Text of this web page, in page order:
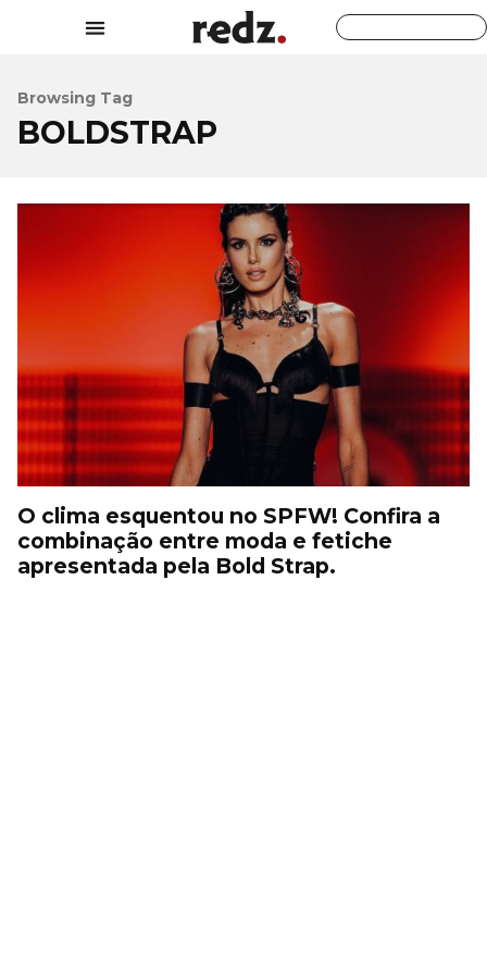
Browsing Tag
BOLDSTRAP
O clima esquentou no SPFW! Confira a
combinação entre moda e fetiche
apresentada pela Bold Strap.